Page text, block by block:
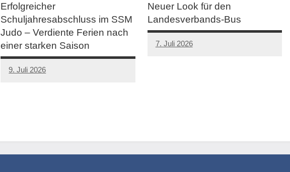
Erfolgreicher
Schuljahresabschluss im SSM
Judo – Verdiente Ferien nach
einer starken Saison
9. Juli 2026
Neuer Look für den
Landesverbands-Bus
7. Juli 2026